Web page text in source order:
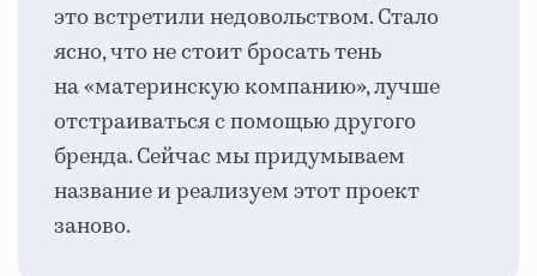
это встретили недовольством. Стало
ясно, что не стоит бросать тень
на «материнскую компанию», лучше
отстраиваться с помощью другого
бренда. Сейчас мы придумываем
название и реализуем этот проект
заново.